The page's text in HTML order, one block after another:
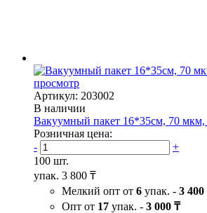
просмотр
Артикул: 203002
В наличии
Вакуумный пакет 16*35см, 70
Розничная цена:
-
+
100 шт.
упак. 3 800 ₸
Мелкий опт от 6 упак. - 3 400
Опт от 17 упак. - 3 000 ₸